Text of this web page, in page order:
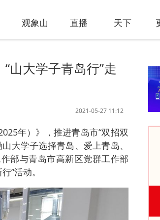
观象山 直播 天下
山大学子青岛行”走
2021-05-27 11:12
年）》，推进青岛市“双招双
大学子选择青岛、爱上青岛、
部与青岛市高新区党群工作部
”活动。